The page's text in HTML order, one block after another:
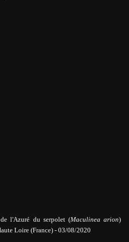
l'Azuré du serpolet (Maculinea arion)
Loire (France) - 03/08/2020